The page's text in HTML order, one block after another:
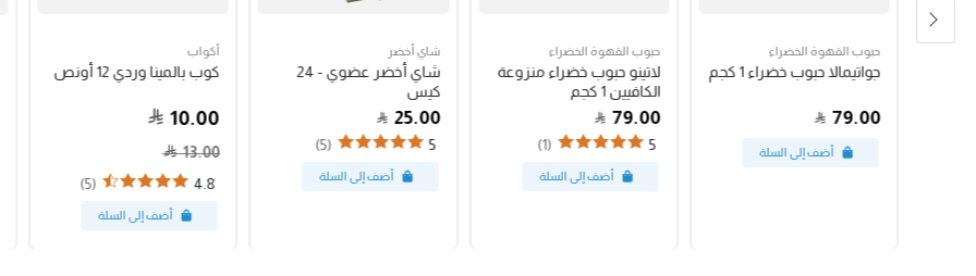
حبوب القهوة الخضراء
جواتيمالا حبوب خضراء 1 كجم
79.00
حبوب القهوة الخضراء
لاتينو حبوب خضراء منزوعة
الكافيين 1 كجم
79.00
5
(1)
شاي أخضر
شاي أخضر عضوي - 24
كيس
25.00
5
(5)
أكواب
كوب بالمينا وردي 12 أونص
10.00
13.00
4.8
(5)